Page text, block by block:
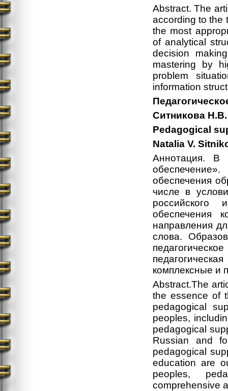
Abstract. The
according to the
the most
of analytical
decision
mastering by
problem
information
Ситникова Н.В.
Pedagogical
Natalia V.
Аннотация. В
обеспечения
числе в
российского
обеспечения
направления
слова.
комплексные и
Abstract.The
the essence of
pedagogical
peoples,
pedagogical
Russian and
pedagogical
education are
peoples,
comprehensive